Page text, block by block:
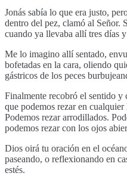
Jonás sabía lo que era justo,
dentro del pez, clamó al Señor.
cuando ya llevaba allí tres días
Me lo imagino allí sentado,
bofetadas en la cara, oliendo
gástricos de los peces
Finalmente recobró el sentido y
que podemos rezar en
Podemos rezar arrodillados.
podemos rezar con los ojos
Dios oirá tu oración en el
paseando, o reflexionando en
estés.